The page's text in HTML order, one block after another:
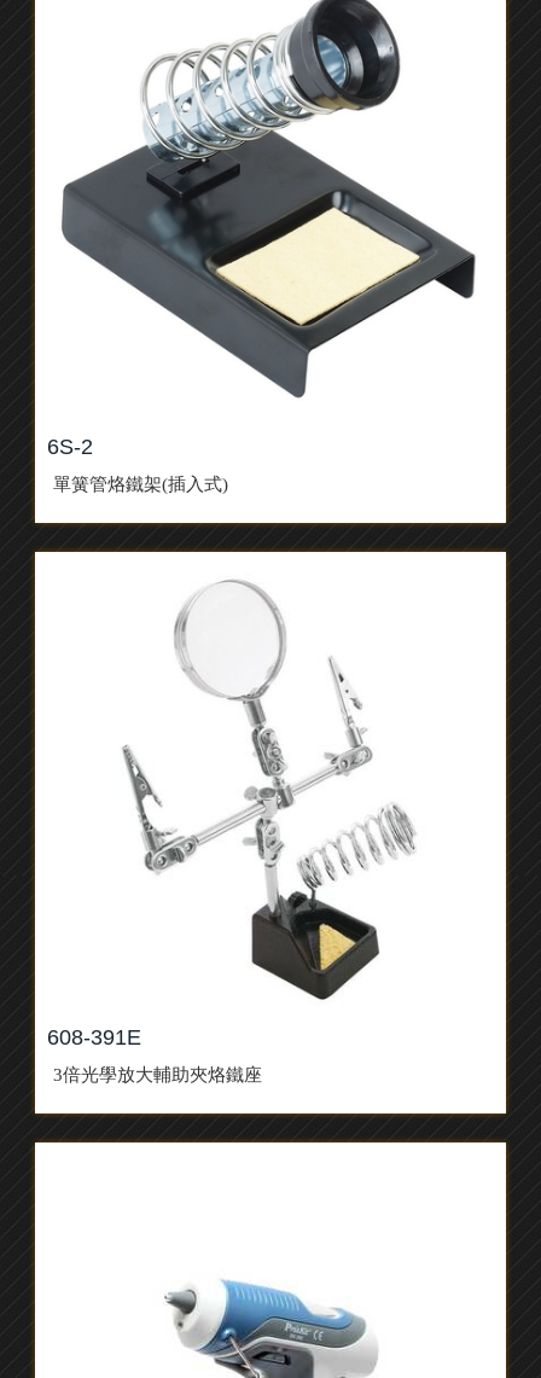
6S-2
單簧管烙鐵架(插入式)
608-391E
3倍光學放大輔助夾烙鐵座